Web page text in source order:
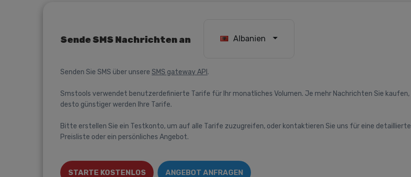
Sende SMS Nachrichten an Albanien
Senden Sie SMS über unsere SMS gateway API .
Smstools verwendet benutzerdefinierte Tarife für Ihr monatliches Volumen. Je mehr Nachrichten Sie kaufen,
desto günstiger werden Ihre Tarife.
Bitte erstellen Sie ein Testkonto, um auf alle Tarife zuzugreifen, oder kontaktieren Sie uns für eine detaillierte
Preisliste oder ein persönliches Angebot.
STARTE KOSTENLOS ANGEBOT ANFRAGEN